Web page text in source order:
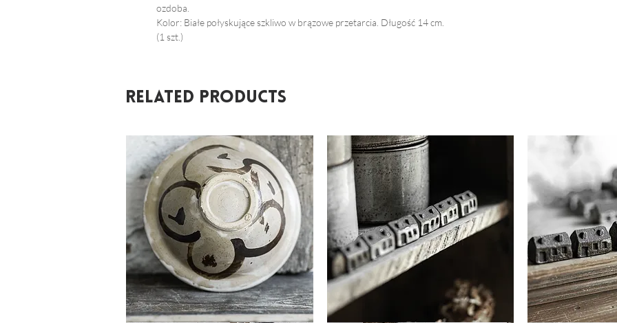
ozdoba.
Kolor: Białe połyskujące szkliwo w brązowe przetarcia. Długość 14 cm.
(1 szt.)
Related Products